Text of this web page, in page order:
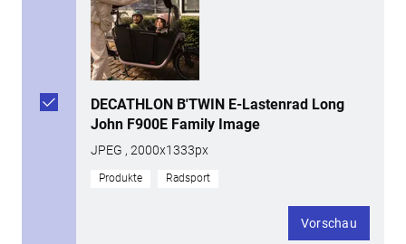
DECATHLON B'TWIN E-Lastenrad Long
John F900E Family Image
JPEG , 2000x1333px
Produkte Radsport
Vorschau